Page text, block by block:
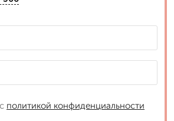
политикой конфиденциальности